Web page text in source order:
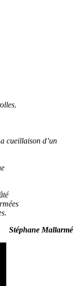
cueillaison d’un
Stéphane Mallarmé